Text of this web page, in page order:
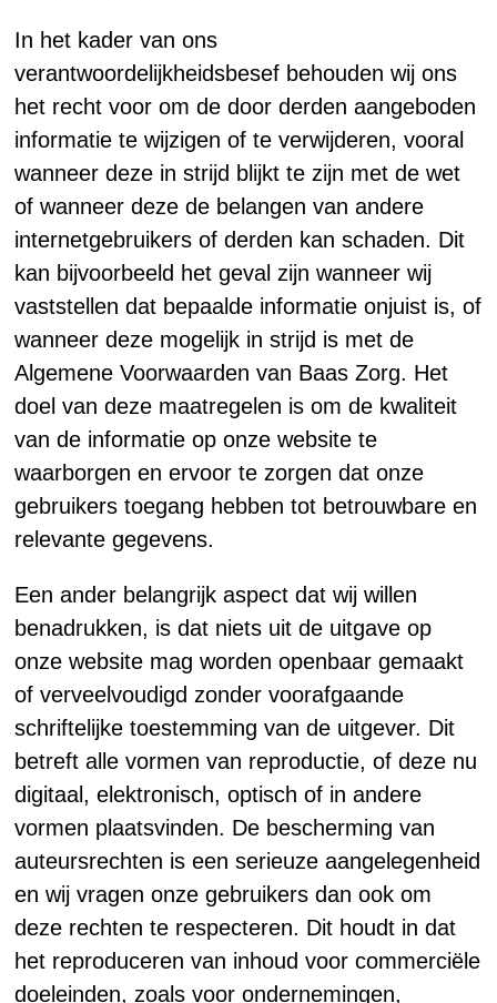
In het kader van ons
verantwoordelijkheidsbesef behouden wij ons
het recht voor om de door derden aangeboden
informatie te wijzigen of te verwijderen, vooral
wanneer deze in strijd blijkt te zijn met de wet
of wanneer deze de belangen van andere
internetgebruikers of derden kan schaden. Dit
kan bijvoorbeeld het geval zijn wanneer wij
vaststellen dat bepaalde informatie onjuist is, of
wanneer deze mogelijk in strijd is met de
Algemene Voorwaarden van Baas Zorg. Het
doel van deze maatregelen is om de kwaliteit
van de informatie op onze website te
waarborgen en ervoor te zorgen dat onze
gebruikers toegang hebben tot betrouwbare en
relevante gegevens.
Een ander belangrijk aspect dat wij willen
benadrukken, is dat niets uit de uitgave op
onze website mag worden openbaar gemaakt
of verveelvoudigd zonder voorafgaande
schriftelijke toestemming van de uitgever. Dit
betreft alle vormen van reproductie, of deze nu
digitaal, elektronisch, optisch of in andere
vormen plaatsvinden. De bescherming van
auteursrechten is een serieuze aangelegenheid
en wij vragen onze gebruikers dan ook om
deze rechten te respecteren. Dit houdt in dat
het reproduceren van inhoud voor commerciële
doeleinden, zoals voor ondernemingen,